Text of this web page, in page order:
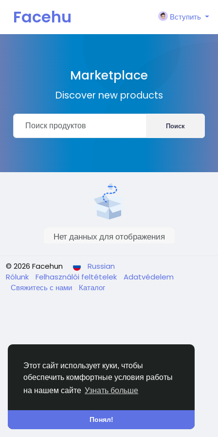
Этот сайт использует куки, чтобы
обеспечить комфортные условия работы
на нашем сайте Узнать больше
Понял!
Facehu
Вступить
Marketplace
Discover new products
Поиск
Нет данных для отображения
© 2026 Facehun
Russian
Rólunk
Felhasználói feltételek
Adatvédelem
Свяжитесь с нами
Каталог